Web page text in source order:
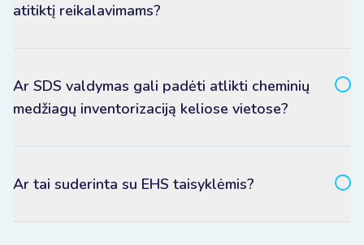
atitiktį reikalavimams?
Ar SDS valdymas gali padėti atlikti cheminių
medžiagų inventorizaciją keliose vietose?
Ar tai suderinta su EHS taisyklėmis?